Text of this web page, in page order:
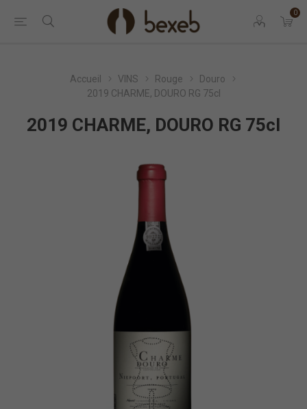
0
Accueil VINS Rouge
Douro
2019 CHARME, DOURO RG 75cl
2019 CHARME, DOURO RG 75cl